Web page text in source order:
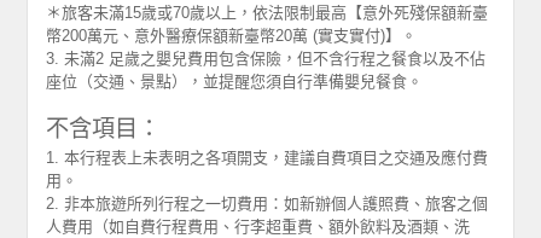
＊旅客未滿15歲或70歲以上，依法限制最高【意外死殘保額新臺
幣200萬元、意外醫療保額新臺幣20萬 (實支實付)】。
3. 未滿2 足歲之嬰兒費用包含保險，但不含行程之餐食以及不佔
座位（交通、景點），並提醒您須自行準備嬰兒餐食。
不含項目：
1. 本行程表上未表明之各項開支，建議自費項目之交通及應付費
用。
2. 非本旅遊所列行程之一切費用：如新辦個人護照費、旅客之個
人費用（如自費行程費用、行李超重費、額外飲料及酒類、洗